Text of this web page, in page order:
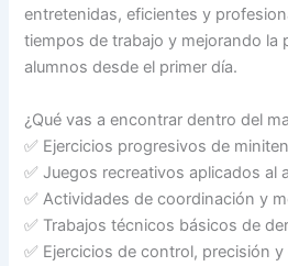
entretenidas, eficientes y
tiempos de trabajo y mejorando la
alumnos desde el primer día.
¿Qué vas a encontrar dentro del
✅ Ejercicios progresivos de
✅ Juegos recreativos aplicados al
✅ Actividades de coordinación y
✅ Trabajos técnicos básicos de
✅ Ejercicios de control, precisión